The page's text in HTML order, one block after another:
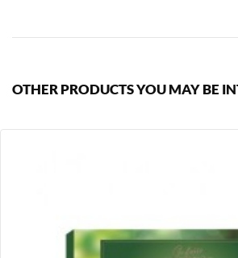
OTHER PRODUCTS YOU MAY BE